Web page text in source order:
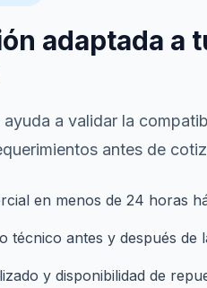
adaptada a
a validar la
antes de
en menos de 24 horas
técnico antes y después de
y disponibilidad de